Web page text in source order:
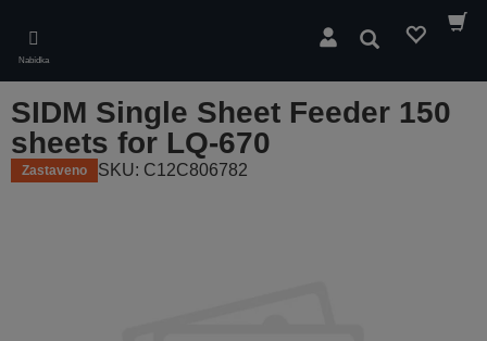
main
content
Nabídka
Hledat
SIDM Single Sheet Feeder 150
sheets for LQ-670
Zastaveno SKU: C12C806782